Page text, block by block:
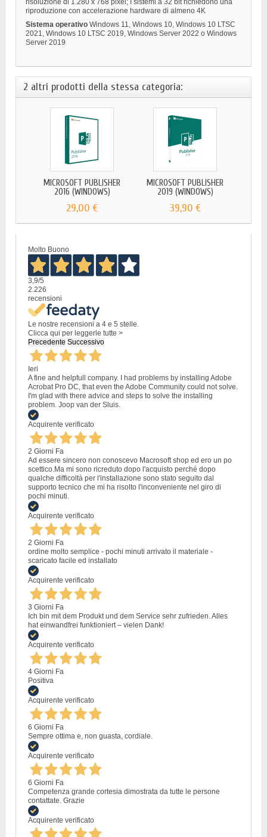
risoluzione di 1.280 x 768 pixel; I sistemi a 32 bit richiedono una
riproduzione con accelerazione hardware di almeno 4K
Sistema operativo Windows 11, Windows 10, Windows 10 LTSC
2021, Windows 10 LTSC 2019, Windows Server 2022 o Windows
Server 2019
2 altri prodotti della stessa categoria:
MICROSOFT PUBLISHER
2016 (WINDOWS)
29,00 €
MICROSOFT PUBLISHER
2019 (WINDOWS)
39,90 €
Molto Buono
3,9/5
2.226
recensioni
Le nostre recensioni a 4 e 5 stelle.
Clicca qui per leggerle tutte >
Precedente Successivo
Ieri
A fine and helpfull company. I had problems by installing Adobe
Acrobat Pro DC, that even the Adobe Community could not solve.
I'm glad with there advice and steps to solve the installing
problem. Joop van der Sluis.
Acquirente verificato
2 Giorni Fa
Ad essere sincero non conoscevo Macrosoft shop ed ero un po
scettico.Ma mi sono ricreduto dopo l'acquisto perché dopo
qualche difficoltà per l'installazione sono stato seguito dal
supporto tecnico che mi ha risolto l'inconveniente nel giro di
pochi minuti.
Acquirente verificato
2 Giorni Fa
ordine molto semplice - pochi minuti arrivato il materiale -
scaricato facile ed installato
Acquirente verificato
3 Giorni Fa
Ich bin mit dem Produkt und dem Service sehr zufrieden. Alles
hat einwandfrei funktioniert – vielen Dank!
Acquirente verificato
4 Giorni Fa
Positiva
Acquirente verificato
6 Giorni Fa
Sempre ottima e, non guasta, cordiale.
Acquirente verificato
6 Giorni Fa
Competenza grande cortesia dimostrata da tutte le persone
contattate. Grazie
Acquirente verificato